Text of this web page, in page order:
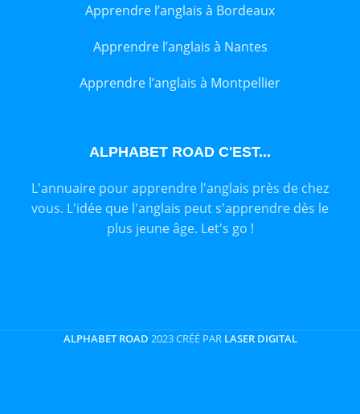
Apprendre l’anglais à Bordeaux
Apprendre l’anglais à Nantes
Apprendre l’anglais à Montpellier
ALPHABET ROAD C'EST...
L'annuaire pour apprendre l'anglais près de chez
vous. L'idée que l'anglais peut s'apprendre dès le
plus jeune âge. Let's go !
ALPHABET ROAD 2023 CRÉÉ PAR LASER DIGITAL